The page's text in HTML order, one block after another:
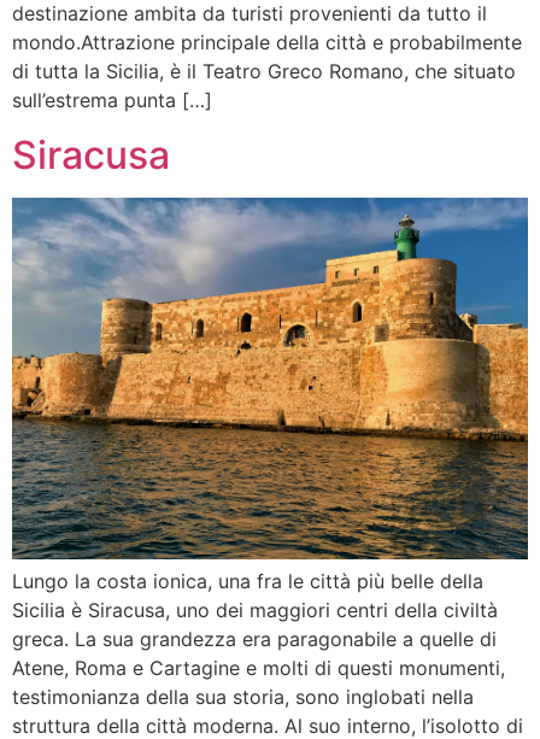
destinazione ambita da turisti provenienti da tutto il
mondo.Attrazione principale della città e probabilmente
di tutta la Sicilia, è il Teatro Greco Romano, che situato
sull’estrema punta […]
Siracusa
Lungo la costa ionica, una fra le città più belle della
Sicilia è Siracusa, uno dei maggiori centri della civiltà
greca. La sua grandezza era paragonabile a quelle di
Atene, Roma e Cartagine e molti di questi monumenti,
testimonianza della sua storia, sono inglobati nella
struttura della città moderna. Al suo interno, l’isolotto di